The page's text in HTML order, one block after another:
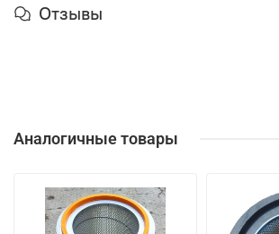
Отзывы
Аналогичные товары